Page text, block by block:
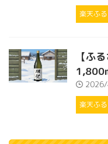
楽天ふ
【ふ
楽天ふ